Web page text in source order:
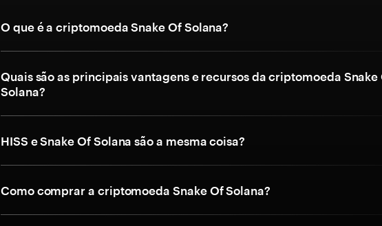
O que é a criptomoeda Snake Of Solana?
Quais são as principais vantagens e recursos da criptomoeda Snake
Solana?
HISS e Snake Of Solana são a mesma coisa?
Como comprar a criptomoeda Snake Of Solana?